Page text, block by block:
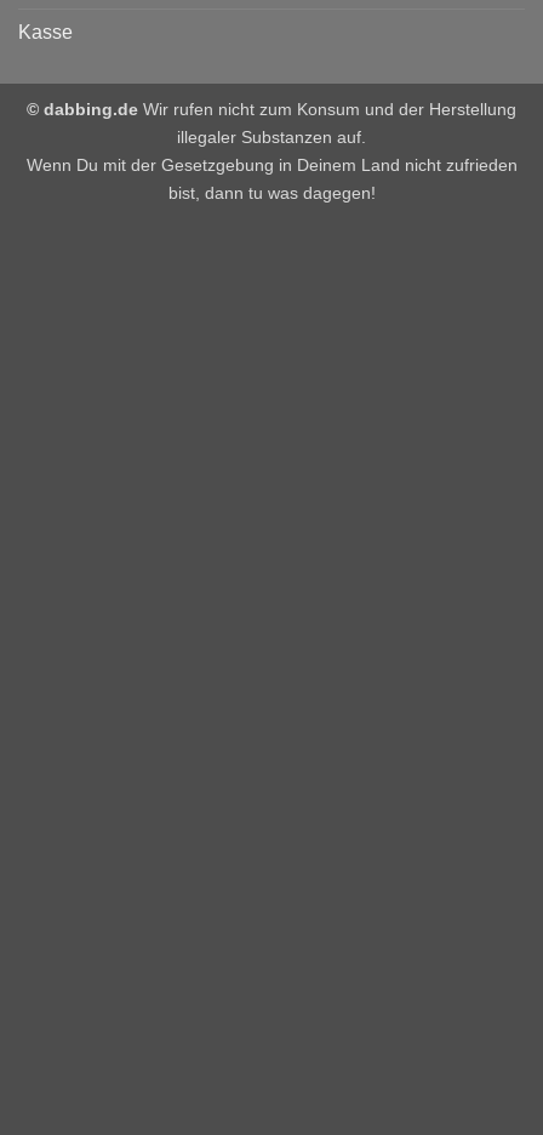
Kasse
© dabbing.de Wir rufen nicht zum Konsum und der Herstellung
illegaler Substanzen auf.
Wenn Du mit der Gesetzgebung in Deinem Land nicht zufrieden
bist, dann tu was dagegen!